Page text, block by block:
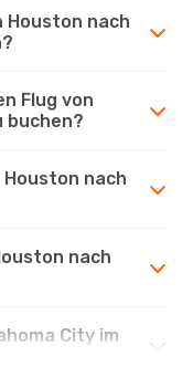
Houston nach
Flug von
buchen?
nach
nach
City im